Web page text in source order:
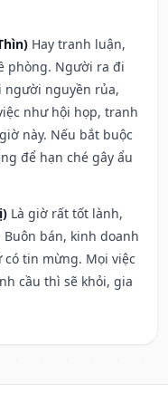
Hay tranh luận,
phòng. Người ra đi
người nguyền rủa,
như hội họp, tranh
này. Nếu bắt buộc
để hạn ché gây ẩu
Là giờ rất tốt lành,
bán, kinh doanh
tin mừng. Mọi việc
cầu thì sẽ khỏi, gia